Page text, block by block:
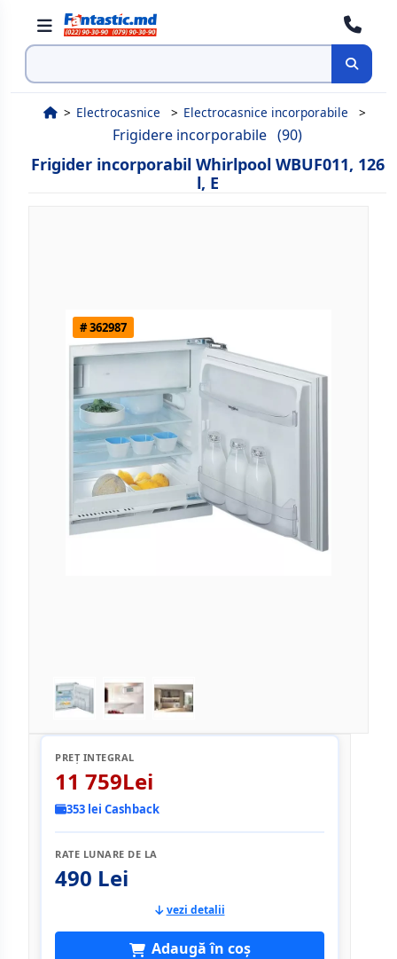
Cauta
Electrocasnice Electrocasnice incorporabile
Frigidere incorporabile (90)
Frigider incorporabil Whirlpool WBUF011, 126
l, E
# 362987
PREȚ INTEGRAL
11 759Lei
353 lei Cashback
RATE LUNARE DE LA
490 Lei
vezi detalii
Adaugă în coș